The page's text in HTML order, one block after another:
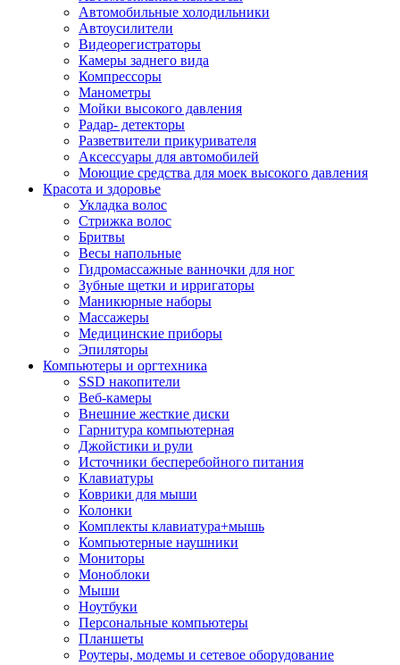
Автомобильные холодильники
Автоусилители
Видеорегистраторы
Камеры заднего вида
Компрессоры
Манометры
Мойки высокого давления
Радар- детекторы
Разветвители прикуривателя
Аксессуары для автомобилей
Моющие средства для моек высокого давления
Красота и здоровье
Укладка волос
Стрижка волос
Бритвы
Весы напольные
Гидромассажные ванночки для ног
Зубные щетки и ирригаторы
Маникюрные наборы
Массажеры
Медицинские приборы
Эпиляторы
Компьютеры и оргтехника
SSD накопители
Веб-камеры
Внешние жесткие диски
Гарнитура компьютерная
Джойстики и рули
Источники бесперебойного питания
Клавиатуры
Коврики для мыши
Колонки
Комплекты клавиатура+мышь
Компьютерные наушники
Мониторы
Моноблоки
Мыши
Ноутбуки
Персональные компьютеры
Планшеты
Роутеры, модемы и сетевое оборудование